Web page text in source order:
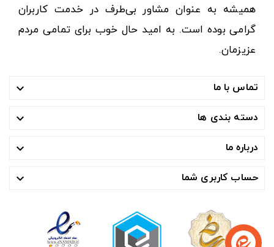
همیشه به عنوان مشاور بی‌طرف در خدمت کاربران
گرامی بوده است. به امید حال خوب برای تمامی مردم
عزیزمان.
تماس با ما 
دسته بندی ها 
درباره ما 
حساب کاربری شما 